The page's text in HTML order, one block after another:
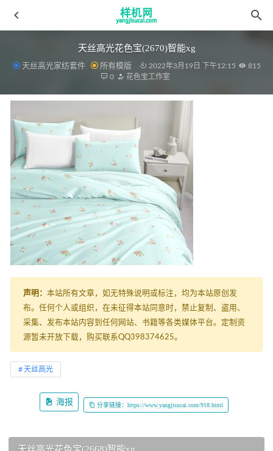
天丝高光花色宝(2670)智能xg
天丝高光家纺套件 所有模版 2022年3月19日 下午12:15
815
0
花色宝工作室
声明： 本站所有文章，如无特殊说明或标注，均为本站原创发
布。任何个人或组织，在未征得本站同意时，禁止复制、盗用、
采集、发布本站内容到任何网站、书籍等各类媒体平台。定制资
源暂未开放下载，购买联系QQ398374625。
天丝高光
海报 分享链接：https://www.yangjisucai.com/918.html
绗缝被花色宝(2351)被子智能x
2022-03-19
psd床模板aijiads.taobao (1523) 2022-04-10
窗帘aijiads.taobao (894) 2022-04-08
桌布花色宝(1986)效果 2022-03-15
靠垫aijiads.taobao (1703)
2022-03-31